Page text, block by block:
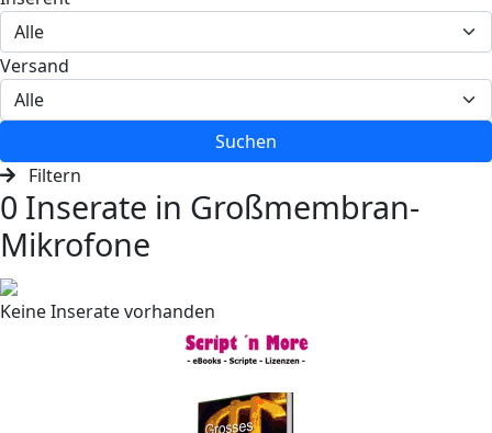
Versand
Suchen
Filtern
0 Inserate in Groß­mem­bran-
Mikro­fone
Keine Inserate vorhanden